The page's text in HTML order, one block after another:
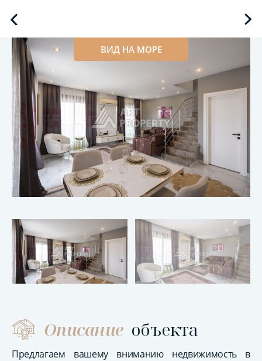
ВИД НА МОРЕ
Описание объекта
Предлагаем вашему вниманию недвижимость в